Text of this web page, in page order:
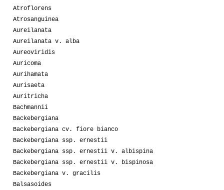
Atroflorens
Atrosanguinea
Aureilanata
Aureilanata v. alba
Aureoviridis
Auricoma
Aurihamata
Aurisaeta
Auritricha
Bachmannii
Backebergiana
Backebergiana cv. fiore bianco
Backebergiana ssp. ernestii
Backebergiana ssp. ernestii v. albispina
Backebergiana ssp. ernestii v. bispinosa
Backebergiana v. gracilis
Balsasoides